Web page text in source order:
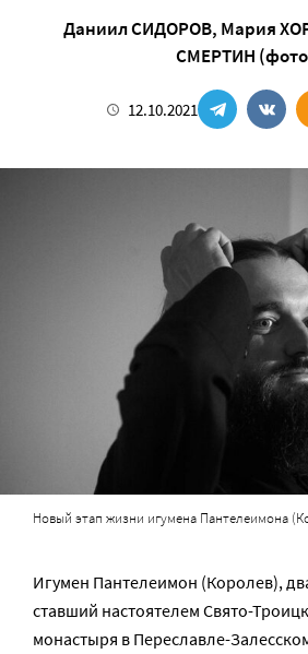
Даниил СИДОРОВ, Мария
СМЕРТИН
12.10.2021
Новый этап жизни игумена Пантелеимона
Игумен Пантелеимон (Королев),
ставший настоятелем Свято-
монастыря в Переславле-